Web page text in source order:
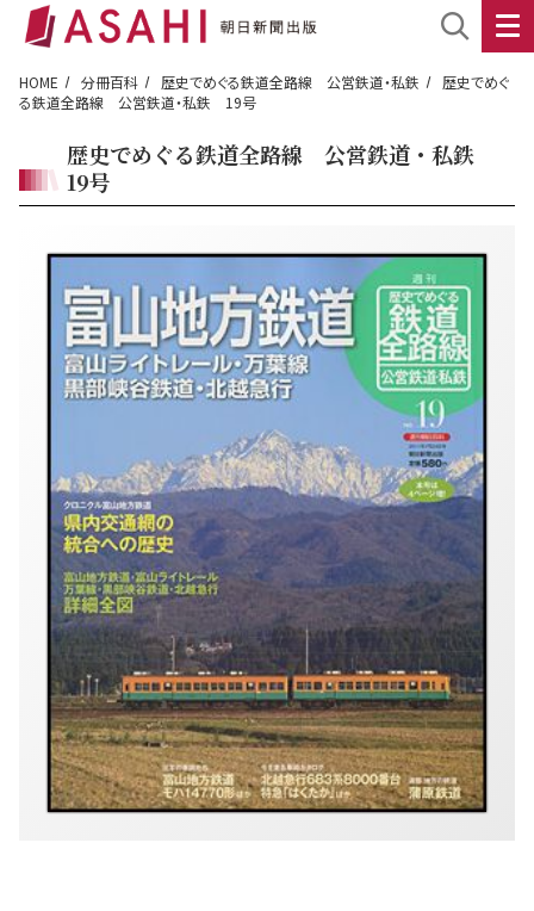
HOME 分冊百科 歴史でめぐる鉄道全路線 公営鉄道・私鉄
歴史でめぐ
る鉄道全路線 公営鉄道・私鉄 19号
歴史でめぐる鉄道全路線 公営鉄道・私鉄
19号